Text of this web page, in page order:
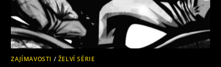
ZAJÍMAVOSTI / ŽELVÍ SÉRIE